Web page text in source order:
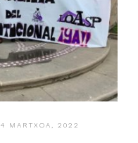
4 MARTXOA, 2022